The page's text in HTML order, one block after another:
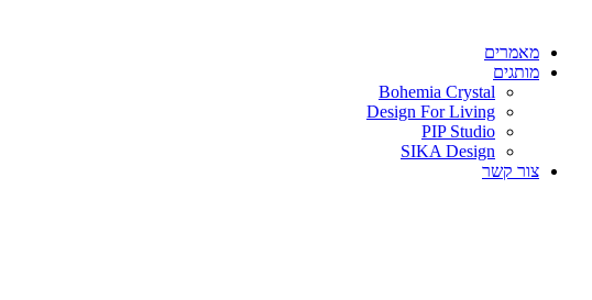
מאמרים
מותגים
Bohemia Crystal
Design For Living
PIP Studio
SIKA Design
צור קשר